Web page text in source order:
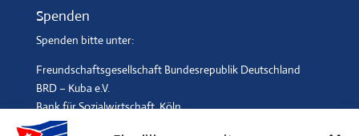
Spenden
Spenden bitte unter:
Freundschaftsgesellschaft Bundesrepublik Deutschland
BRD – Kuba e.V.
Bank für Sozialwirtschaft, Köln
IBAN: DE96 3702 0500 0001 2369 00, BIC: BFSWDE33XXX